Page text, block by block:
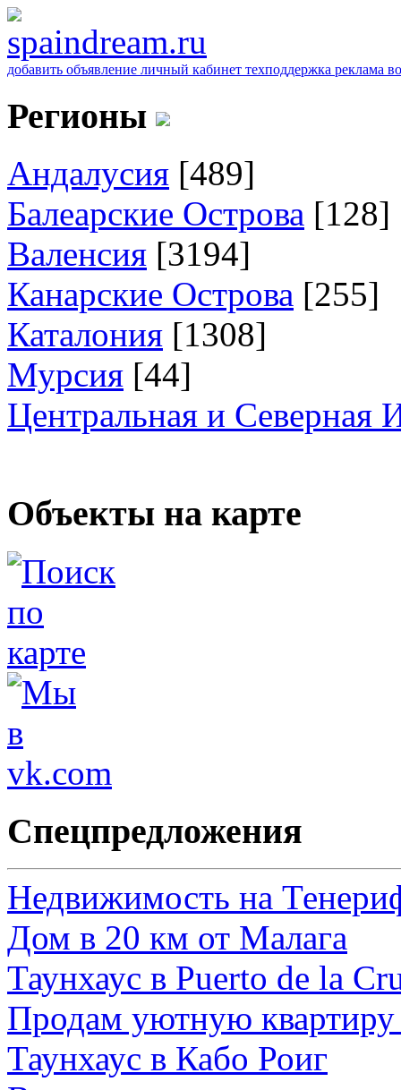
добавить объявление личный кабинет техподдержка реклама
Регионы
Андалусия [489]
Балеарские Острова [128]
Валенсия [3194]
Канарские Острова [255]
Каталония [1308]
Мурсия [44]
Центральная и Северная
Объекты на карте
Спецпредложения
Недвижимость на
Дом в 20 км от Малага
Таунхаус в Puerto de la
Продам уютную
Таунхаус в Кабо Роиг